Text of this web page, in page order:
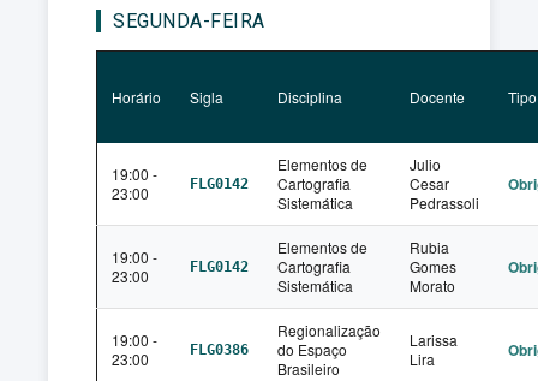
SEGUNDA-FEIRA
Horário Sigla Disciplina Docente Tipo
19:00 -
23:00
FLG0142
Elementos de
Cartografia
Sistemática
Julio
Cesar
Pedrassoli
19:00 -
23:00
FLG0142
Elementos de
Cartografia
Sistemática
Rubia
Gomes
Morato
19:00 -
23:00
FLG0386
Regionalização
do Espaço
Brasileiro
Larissa
Lira